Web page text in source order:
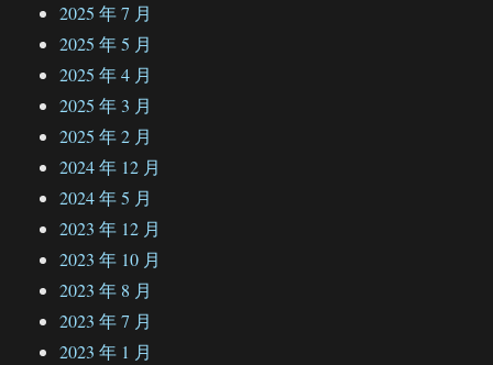
2025 年 7 月
2025 年 5 月
2025 年 4 月
2025 年 3 月
2025 年 2 月
2024 年 12 月
2024 年 5 月
2023 年 12 月
2023 年 10 月
2023 年 8 月
2023 年 7 月
2023 年 1 月